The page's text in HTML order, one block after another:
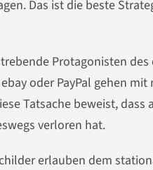
Das ist die beste
Protagonisten
oder PayPal gehen
Tatsache beweist,
verloren hat.
erlauben dem